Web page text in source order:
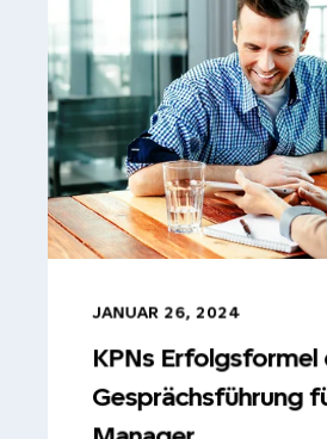
JANUAR 26, 2024
KPNs Erfolgsformel
Gesprächsführung